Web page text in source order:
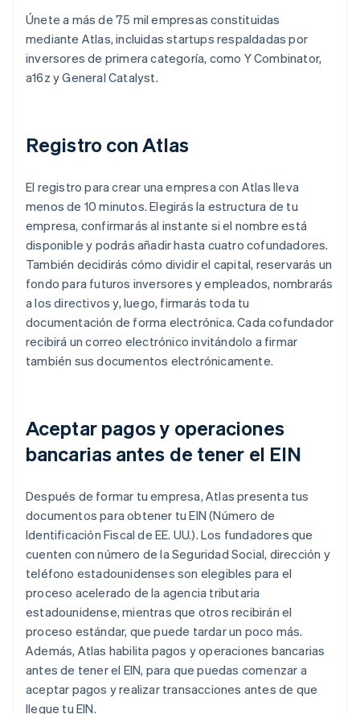
Únete a más de 75 mil empresas constituidas
mediante Atlas, incluidas startups respaldadas por
inversores de primera categoría, como Y Combinator,
a16z y General Catalyst.
Registro con Atlas
El registro para crear una empresa con Atlas lleva
menos de 10 minutos. Elegirás la estructura de tu
empresa, confirmarás al instante si el nombre está
disponible y podrás añadir hasta cuatro cofundadores.
También decidirás cómo dividir el capital, reservarás un
fondo para futuros inversores y empleados, nombrarás
a los directivos y, luego, firmarás toda tu
documentación de forma electrónica. Cada cofundador
recibirá un correo electrónico invitándolo a firmar
también sus documentos electrónicamente.
Aceptar pagos y operaciones
bancarias antes de tener el EIN
Después de formar tu empresa, Atlas presenta tus
documentos para obtener tu EIN (Número de
Identificación Fiscal de EE. UU.). Los fundadores que
cuenten con número de la Seguridad Social, dirección y
teléfono estadounidenses son elegibles para el
proceso acelerado de la agencia tributaria
estadounidense, mientras que otros recibirán el
proceso estándar, que puede tardar un poco más.
Además, Atlas habilita pagos y operaciones bancarias
antes de tener el EIN, para que puedas comenzar a
aceptar pagos y realizar transacciones antes de que
llegue tu EIN.